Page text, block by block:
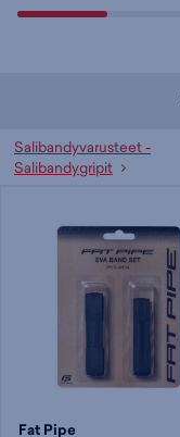
Salibandyvarusteet -
Salibandygripit
Fat Pipe